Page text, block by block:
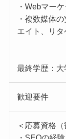
・Webマー
・複数媒体
エイト、リタ
最終学歴：
歓迎要件
＜応募資格（